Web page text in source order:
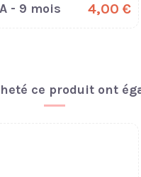
- 9 mois 4,00 €
ce produit ont